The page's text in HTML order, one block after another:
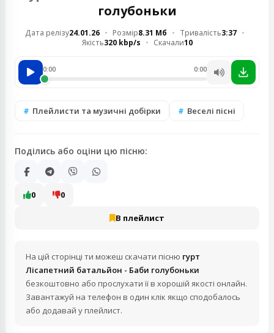
голубоньки
Дата релізу24.01.26 Розмір8.31 Мб Тривалість3:37
Якість320 kbp/s Скачали10
0:00 0:00
Плейлисти та музичні добірки Веселі пісні
Поділись або оціни цю пісню:
0 0
В плейлист
На цій сторінці ти можеш скачати пісню гурт
Лісапетний батальйон - Баби голубоньки
безкоштовно або прослухати її в хорошій якості онлайн.
Завантажуй на телефон в один клік якщо сподобалось
або додавай у плейлист.